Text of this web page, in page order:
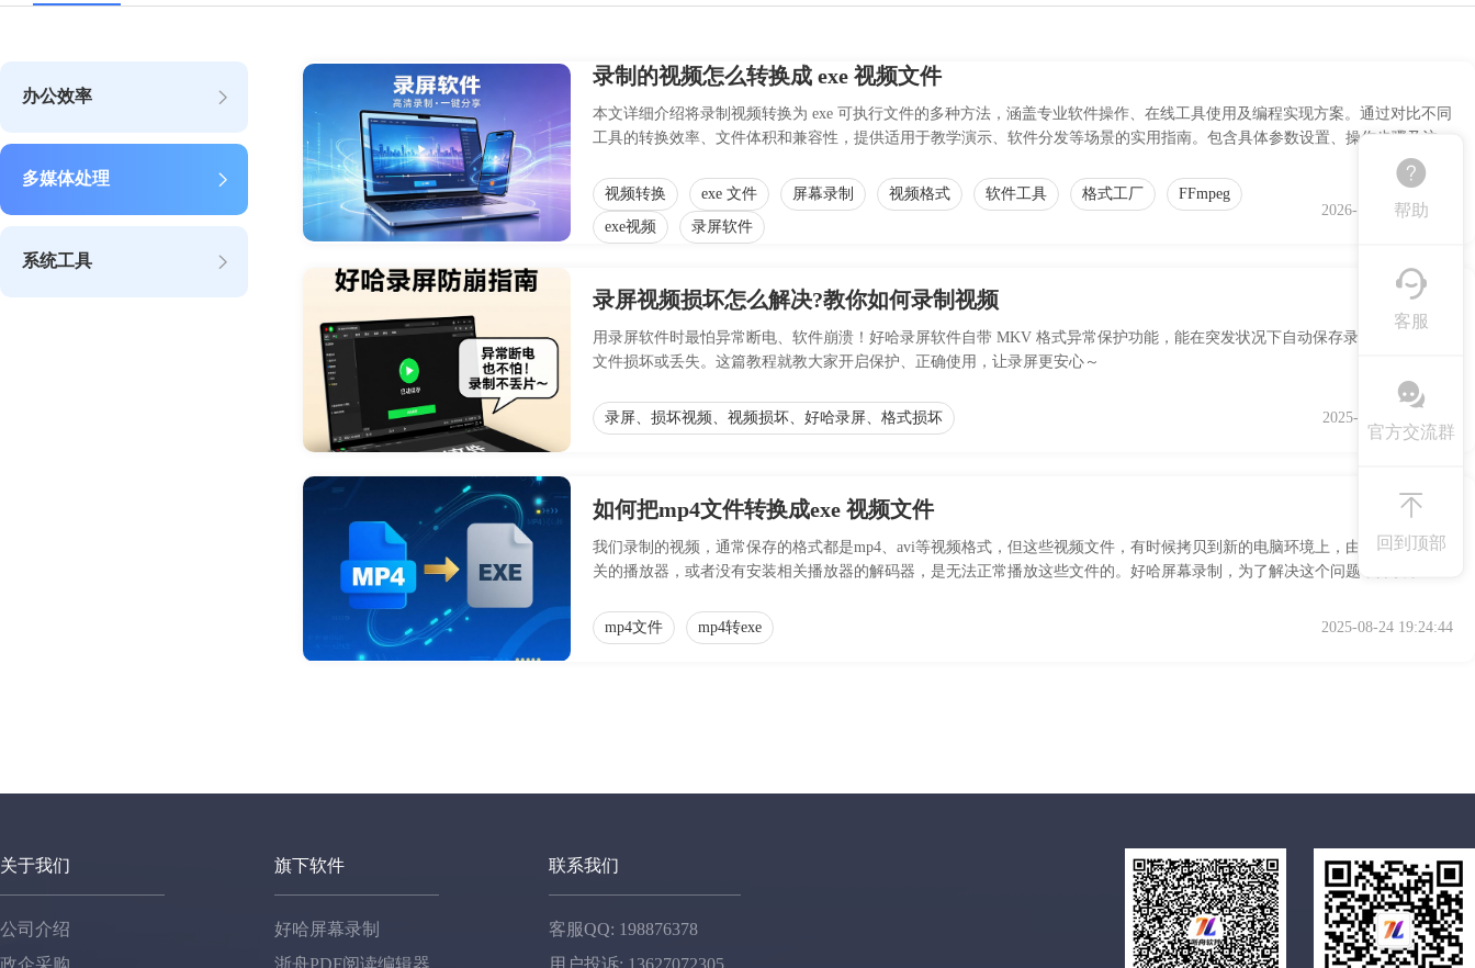
办公效率
多媒体处理
系统工具
录制的视频怎么转换成 exe 视频文件
本文详细介绍将录制视频转换为 exe 可执行文件的多种方法，涵盖专业软件操作、在线工具使用及编程实现方案。通过对比不同
工具的转换效率、文件体积和兼容性，提供适用于教学演示、软件分发等场景的实用指南。包含具体参数设置、操作步骤及注意
视频转换
exe 文件 屏幕录制 视频格式 软件工具 格式工厂
FFmpeg
exe视频
录屏软件
2026-04-21 09:28:54
录屏视频损坏怎么解决?教你如何录制视频
用录屏软件时最怕异常断电、软件崩溃！好哈录屏软件自带 MKV 格式异常保护功能，能在突发状况下自动保存录制内容，避免
文件损坏或丢失。这篇教程就教大家开启保护、正确使用，让录屏更安心～
录屏、损坏视频、视频损坏、好哈录屏、格式损坏 2025-11-10 15:27:09
如何把mp4文件转换成exe 视频文件
我们录制的视频，通常保存的格式都是mp4、avi等视频格式，但这些视频文件，有时候拷贝到新的电脑环境上，由于没有安装相
关的播放器，或者没有安装相关播放器的解码器，是无法正常播放这些文件的。好哈屏幕录制，为了解决这个问题，开发了一个
执行mp4文件 mp4转exe 2025-08-24 19:24:44
关于我们
公司介绍
政企采购
旗下软件
好哈屏幕录制
浙舟PDF阅读编辑器
联系我们
客服QQ: 198876378
用户投诉: 13627072305
帮助
客服
官方交流群
回到顶部